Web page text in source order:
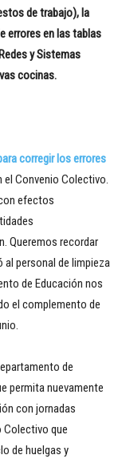
de trabajo), la
errores en las tablas
y Sistemas
cocinas.
corregir los errores
el Convenio Colectivo.
efectos
Queremos recordar
al personal de limpieza
de Educación nos
el complemento de
de
permita nuevamente
con jornadas
Colectivo que
de huelgas y